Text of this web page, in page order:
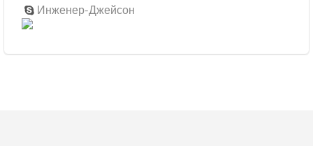
 Инженер-Джейсон